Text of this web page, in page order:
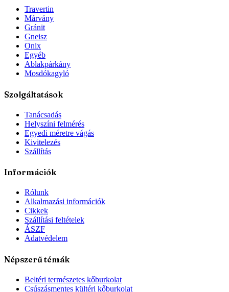
Travertin
Márvány
Gránit
Gneisz
Onix
Egyéb
Ablakpárkány
Mosdókagyló
Szolgáltatások
Tanácsadás
Helyszíni felmérés
Egyedi méretre vágás
Kivitelezés
Szállítás
Információk
Rólunk
Alkalmazási információk
Cikkek
Szállítási feltételek
ÁSZF
Adatvédelem
Népszerű témák
Beltéri természetes kőburkolat
Csúszásmentes kültéri kőburkolat